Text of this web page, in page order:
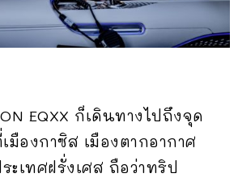
EQXX ก็เดินทางไปถึงจุด
มืองกาซิส เมืองตากอากาศ
ะเทศฝรั่งเศส ถือว่าทริป